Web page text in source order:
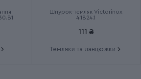
Шнурок-темляк Victorinox
4.1824.1
111 ₴
Темляки та ланцюжки